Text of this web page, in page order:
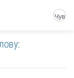
Чув